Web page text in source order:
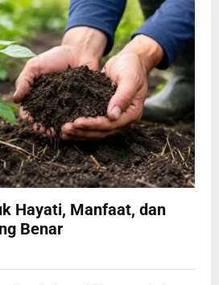
Hayati, Manfaat, dan
Benar